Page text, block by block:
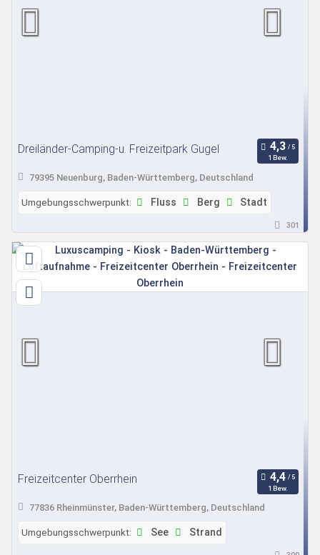
Dreiländer-Camping-u. Freizeitpark Gugel
1 Bew.
79395 Neuenburg, Baden-Württemberg, Deutschland
Umgebungsschwerpunkt: Fluss Berg Stadt
301
Freizeitcenter Oberrhein
1 Bew.
77836 Rheinmünster, Baden-Württemberg, Deutschland
Umgebungsschwerpunkt: See Strand